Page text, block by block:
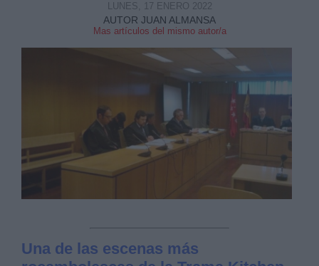
AUTOR JUAN ALMANSA
Mas artículos del mismo autor/a
LUNES, 17 ENERO 2022
Una de las escenas más
Información adicional